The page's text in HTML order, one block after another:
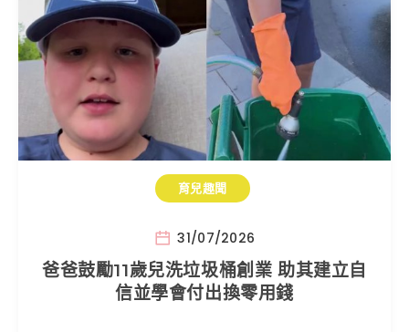
育兒趣聞
31/07/2026
爸爸鼓勵11歲兒洗垃圾桶創業 助其建立自
信並學會付出換零用錢